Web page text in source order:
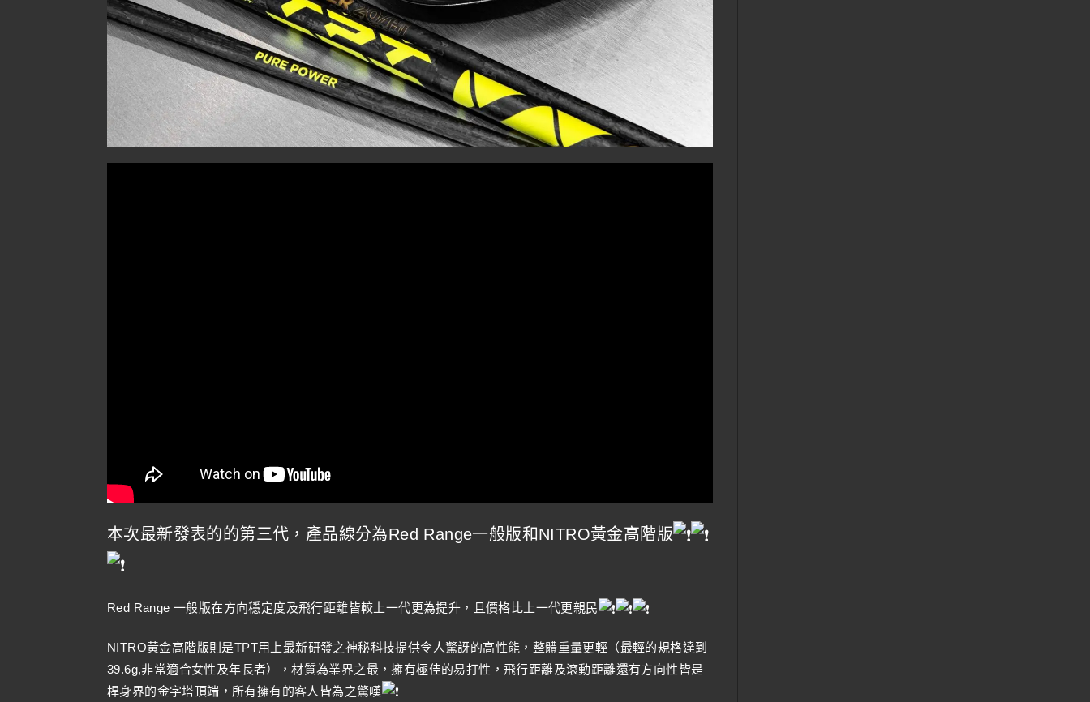
本次最新發表的的第三代，產品線分為Red Range一般版和NITRO黃金高階版
Red Range 一般版在方向穩定度及飛行距離皆較上一代更為提升，且價格比上一代更親民
NITRO黃金高階版則是TPT用上最新研發之神秘科技提供令人驚訝的高性能，整體重量更輕（最輕的規格達到
39.6g,非常適合女性及年長者），材質為業界之最，擁有極佳的易打性，飛行距離及滾動距離還有方向性皆是
桿身界的金字塔頂端，所有擁有的客人皆為之驚嘆